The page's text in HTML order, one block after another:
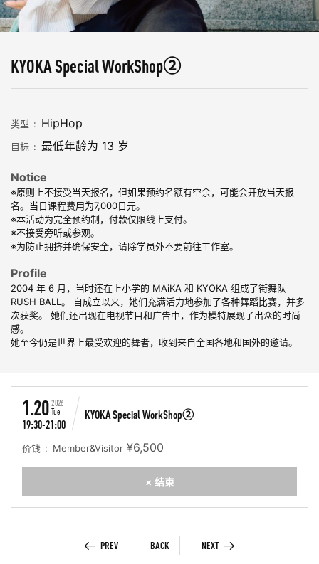
KYOKA Special WorkShop②
类型 HipHop
目标 最低年龄为 13 岁
Notice
※原则上不接受当天报名，但如果预约名额有空余，可能会开放当天报
名。当日课程费用为7,000日元。
※本活动为完全预约制，付款仅限线上支付。
※不接受旁听或参观。
※为防止拥挤并确保安全，请除学员外不要前往工作室。
Profile
2004 年 6 月，当时还在上小学的 MAiKA 和 KYOKA 组成了街舞队
RUSH BALL。 自成立以来，她们充满活力地参加了各种舞蹈比赛，并多
次获奖。 她们还出现在电视节目和广告中，作为模特展现了出众的时尚
感。
她至今仍是世界上最受欢迎的舞者，收到来自全国各地和国外的邀请。
1.20 2026
Tue
19:30-21:00
KYOKA Special WorkShop②
价钱 Member&Visitor ¥6,500
× 结束
PREV BACK NEXT